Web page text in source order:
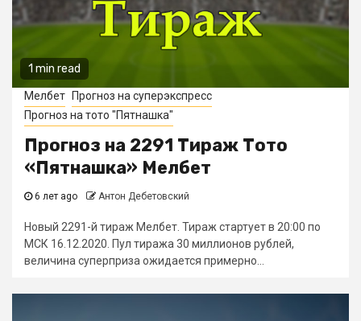
1 min read
Мелбет
Прогноз на суперэкспресс
Прогноз на тото "Пятнашка"
Прогноз на 2291 Тираж Тото
«Пятнашка» Мелбет
6 лет ago Антон Дебетовский
Новый 2291-й тираж Мелбет. Тираж стартует в 20:00 по
МСК 16.12.2020. Пул тиража 30 миллионов рублей,
величина суперприза ожидается примерно...